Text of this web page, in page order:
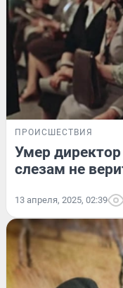
ПРОИСШЕСТВИЯ
Умер
слезам не
13 апреля, 2025, 02:39